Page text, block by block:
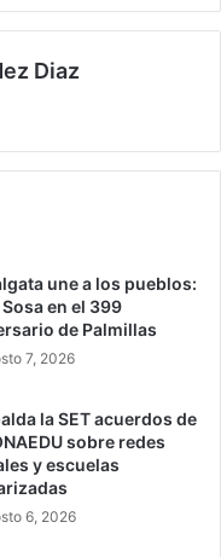
Diaz
une a los pueblos:
en el 399
de Palmillas
7, 2026
la SET acuerdos de
sobre redes
y escuelas
6, 2026